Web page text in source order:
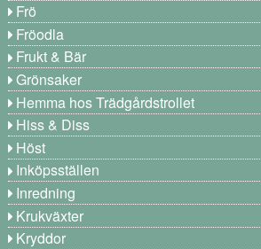
Frö
Fröodla
Frukt & Bär
Grönsaker
Hemma hos Trädgårdstrollet
Hiss & Diss
Höst
Inköpsställen
Inredning
Krukväxter
Kryddor